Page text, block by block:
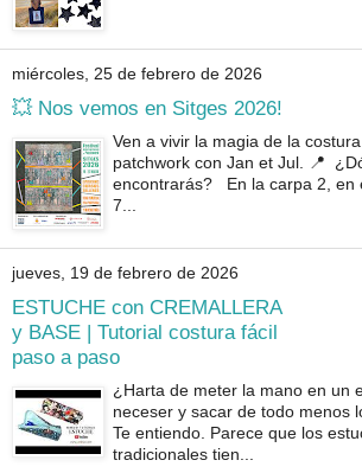
miércoles, 25 de febrero de 2026
💥 Nos vemos en Sitges 2026!
Ven a vivir la magia de la
patchwork con Jan et Jul. 📍
encontrarás? En la carpa 2, en
7...
jueves, 19 de febrero de 2026
ESTUCHE con CREMALLERA
y BASE | Tutorial costura fácil
paso a paso
¿Harta de meter la mano en un
neceser y sacar de todo menos
Te entiendo. Parece que los
tradicionales tien...